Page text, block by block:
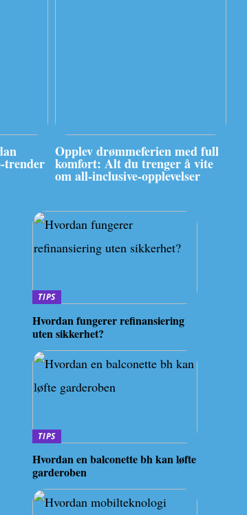
trender
Opplev drømmeferien med full
komfort: Alt du trenger å vite
om all-inclusive-opplevelser
TIPS
Hvordan fungerer refinansiering
uten sikkerhet?
TIPS
Hvordan en balconette bh kan løfte
garderoben